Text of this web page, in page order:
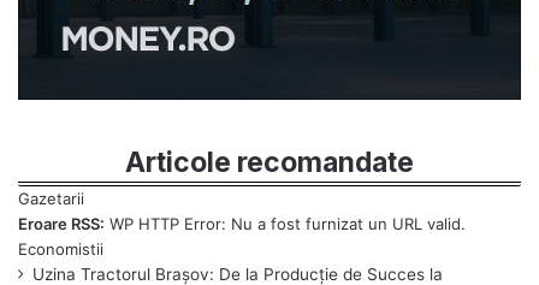
Articole recomandate
Eroare RSS: WP HTTP Error: Nu a fost furnizat un URL valid.
Uzina Tractorul Brașov: De la Producție de Succes la